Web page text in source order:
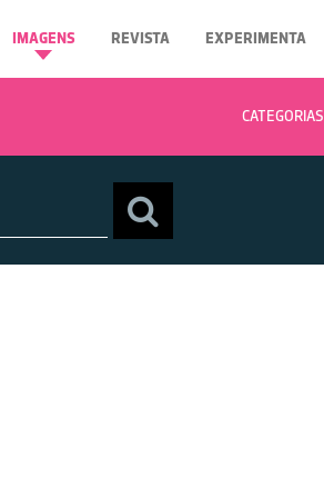
IMAGENS REVISTA EXPERIMENTA
CATEGORIAS